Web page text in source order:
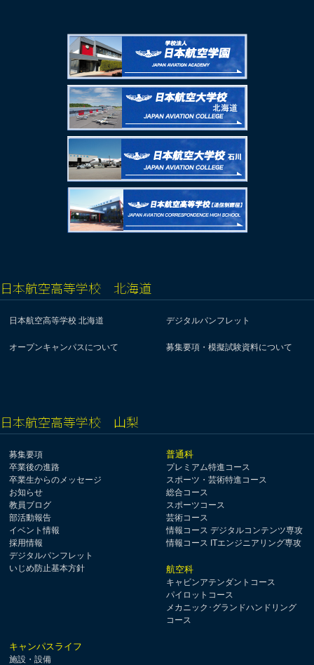
日本航空高等学校 北海道
日本航空高等学校 北海道 デジタルパンフレット
オープンキャンパスについて 募集要項・模擬試験資料について
日本航空高等学校 山梨
募集要項
卒業後の進路
卒業生からのメッセージ
お知らせ
教員ブログ
部活動報告
イベント情報
採用情報
デジタルパンフレット
いじめ防止基本方針
普通科
プレミアム特進コース
スポーツ・芸術特進コース
総合コース
スポーツコース
芸術コース
情報コース デジタルコンテンツ専攻
情報コース ITエンジニアリング専攻
航空科
キャビンアテンダントコース
パイロットコース
メカニック･グランドハンドリング
コース
キャンパスライフ
施設・設備